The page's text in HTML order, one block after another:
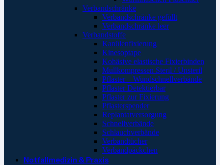
Verbandschränke
Verbandschränke gefüllt
Verbandschränke leer
Verbandstoffe
Kanülenfixierung
Kinesoptape
Kohäsive elastische Fixierbinden
Mullkompressen Steril / Unsteril
Pflaster – Wundschnellverbände
Pflaster Detektierbar
Pflaster zur Fixierung
Pflasterspender
Replantatversorgung
Schnellverbände
Schlauchverbände
Verbandtücher
Verbandpäckchen
Notfallmedizin & Praxis